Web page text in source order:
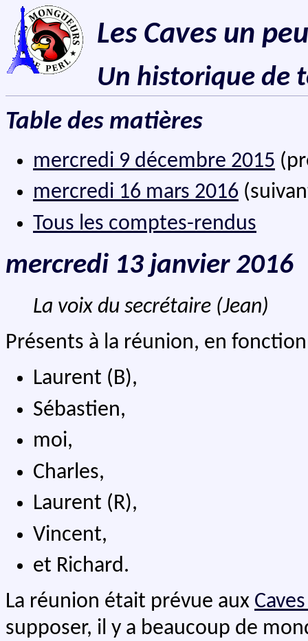
Les Caves un
Un historique de
Table des matières
mercredi 9 décembre 2015
mercredi 16 mars 2016
Tous les comptes-rendus
mercredi 13 janvier 2016
La voix du secrétaire (Jean)
Présents à la réunion, en
Laurent (B),
Sébastien,
moi,
Charles,
Laurent (R),
Vincent,
et Richard.
La réunion était prévue aux
supposer, il y a beaucoup de